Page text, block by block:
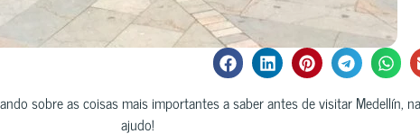
sobre as coisas mais importantes a saber antes de visitar Medellín,
ajudo!